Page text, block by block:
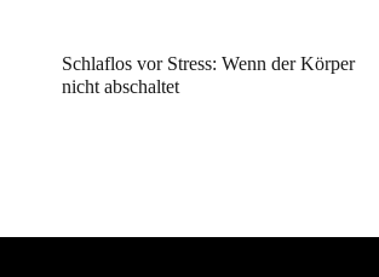
Schlaflos vor Stress: Wenn der Körper
nicht abschaltet